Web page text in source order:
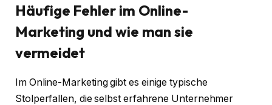
Häufige Fehler im Online-
Marketing und wie man sie
vermeidet
Im Online-Marketing gibt es einige typische
Stolperfallen, die selbst erfahrene Unternehmer